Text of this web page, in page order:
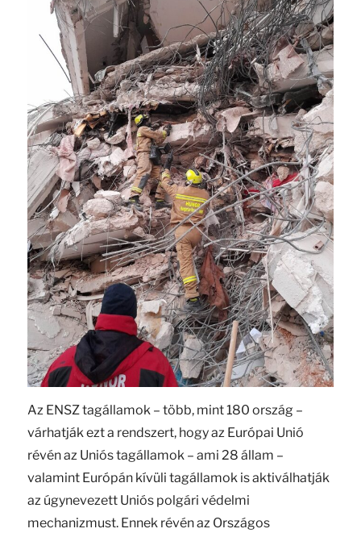
Az ENSZ tagállamok – több, mint 180 ország –
várhatják ezt a rendszert, hogy az Európai Unió
révén az Uniós tagállamok – ami 28 állam –
valamint Európán kívüli tagállamok is aktiválhatják
az úgynevezett Uniós polgári védelmi
mechanizmust. Ennek révén az Országos